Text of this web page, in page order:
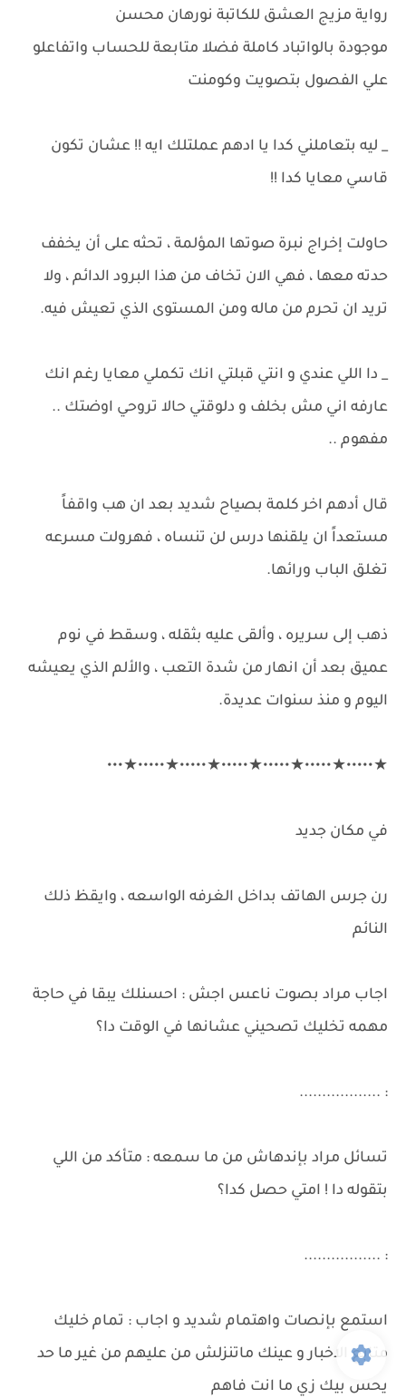
رواية مزيج العشق للكاتبة نورهان محسن
موجودة بالواتباد كاملة فضلا متابعة للحساب واتفاعلو
علي الفصول بتصويت وكومنت
_ ليه بتعاملني كدا يا ادهم عملتلك ايه !! عشان تكون
قاسي معايا كدا !!
حاولت إخراج نبرة صوتها المؤلمة ، تحثه على أن يخفف
حدته معها ، فهي الان تخاف من هذا البرود الدائم ، ولا
تريد ان تحرم من ماله ومن المستوى الذي تعيش فيه.
_ دا اللي عندي و انتي قبلتي انك تكملي معايا رغم انك
عارفه اني مش بخلف و دلوقتي حالا تروحي اوضتك ..
مفهوم ..
قال أدهم اخر كلمة بصياح شديد بعد ان هب واقفاً
مستعداً ان يلقنها درس لن تنساه ، فهرولت مسرعه
تغلق الباب ورائها.
ذهب إلى سريره ، وألقى عليه بثقله ، وسقط في نوم
عميق بعد أن انهار من شدة التعب ، والألم الذي يعيشه
اليوم و منذ سنوات عديدة.
★•••••★•••••★•••••★•••••★•••••★•••••★•••
في مكان جديد
رن جرس الهاتف بداخل الغرفه الواسعه ، وايقظ ذلك
النائم
اجاب مراد بصوت ناعس اجش : احسنلك يبقا في حاجة
مهمه تخليك تصحيني عشانها في الوقت دا؟
: ..................
تسائل مراد بإندهاش من ما سمعه : متأكد من اللي
بتقوله دا ! امتي حصل كدا؟
: .................
استمع بإنصات واهتمام شديد و اجاب : تمام خليك
متابع الاخبار و عينك ماتنزلش من عليهم من غير ما حد
يحس بيك زي ما انت فاهم